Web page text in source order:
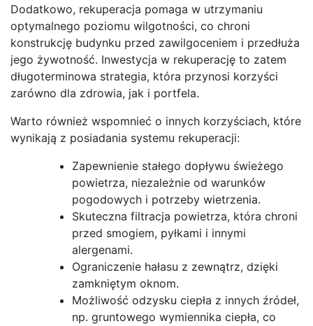
Dodatkowo, rekuperacja pomaga w utrzymaniu
optymalnego poziomu wilgotności, co chroni
konstrukcję budynku przed zawilgoceniem i przedłuża
jego żywotność. Inwestycja w rekuperację to zatem
długoterminowa strategia, która przynosi korzyści
zarówno dla zdrowia, jak i portfela.
Warto również wspomnieć o innych korzyściach, które
wynikają z posiadania systemu rekuperacji:
Zapewnienie stałego dopływu świeżego
powietrza, niezależnie od warunków
pogodowych i potrzeby wietrzenia.
Skuteczna filtracja powietrza, która chroni
przed smogiem, pyłkami i innymi
alergenami.
Ograniczenie hałasu z zewnątrz, dzięki
zamkniętym oknom.
Możliwość odzysku ciepła z innych źródeł,
np. gruntowego wymiennika ciepła, co